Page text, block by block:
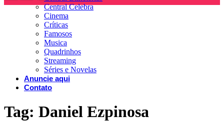
Central Celebra
Cinema
Críticas
Famosos
Musica
Quadrinhos
Streaming
Séries e Novelas
Anuncie aqui
Contato
Tag: Daniel Ezpinosa